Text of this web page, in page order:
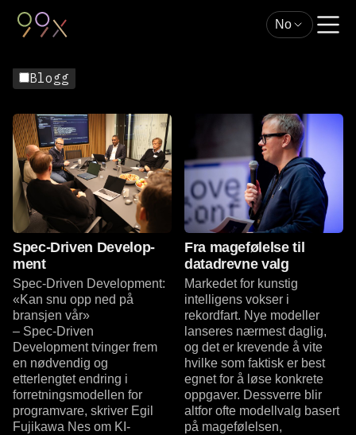
No
Blogg
Spec-Driven Develop­
ment
Spec-Driven Develop­ment:
«Kan snu opp ned på
bransjen vår»
– Spec-Driven
Development tvinger frem
en nødvendig og
etterlengtet endring i
forretningsmodellen for
programvare, skriver Egil
Fujikawa Nes om KI-
Les mer
Fra magefølelse til
datadrevne valg
Markedet for kunstig
intelligens vokser i
rekordfart. Nye modeller
lanseres nærmest daglig,
og det er krevende å vite
hvilke som faktisk er best
egnet for å løse konkrete
oppgaver. Dessverre blir
altfor ofte modellvalg basert
på magefølelsen,